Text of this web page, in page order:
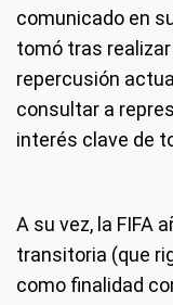
comunicado en
tomó tras
repercusión
consultar a
interés clave de
A su vez, la FIFA
transitoria (que
como finalidad